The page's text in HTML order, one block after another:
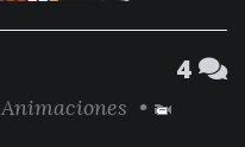
4
Animaciones •